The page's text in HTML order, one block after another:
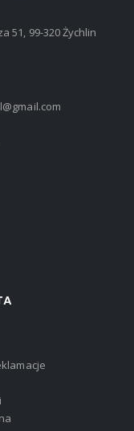
51, 99-320 Żychlin